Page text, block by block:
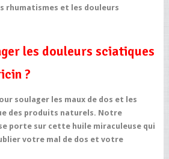
rhumatismes et les douleurs
les douleurs sciatiques
?
soulager les maux de dos et les
des produits naturels. Notre
porte sur cette huile miraculeuse qui
votre mal de dos et votre